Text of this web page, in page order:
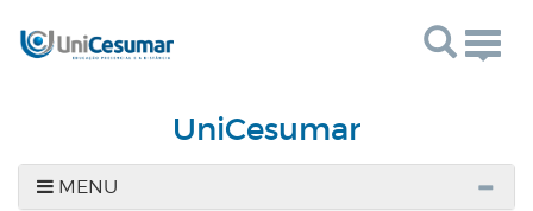
UniCesumar
MENU